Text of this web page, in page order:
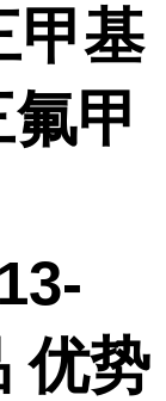
甲基
甲
优势